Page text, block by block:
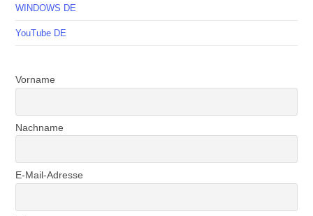
WINDOWS DE
YouTube DE
Vorname
Nachname
E-Mail-Adresse